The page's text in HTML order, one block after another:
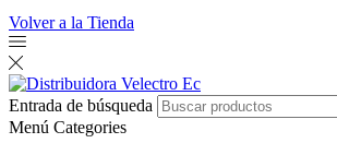
Volver a la Tienda
Entrada de búsqueda
Menú Categories